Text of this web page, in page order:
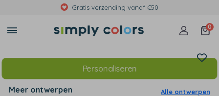
Met foto's, eigen tekst of print
0
Personaliseren
Meer ontwerpen Alle ontwerpen